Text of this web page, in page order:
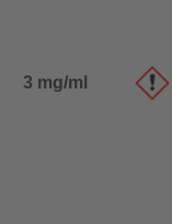
3 mg/ml